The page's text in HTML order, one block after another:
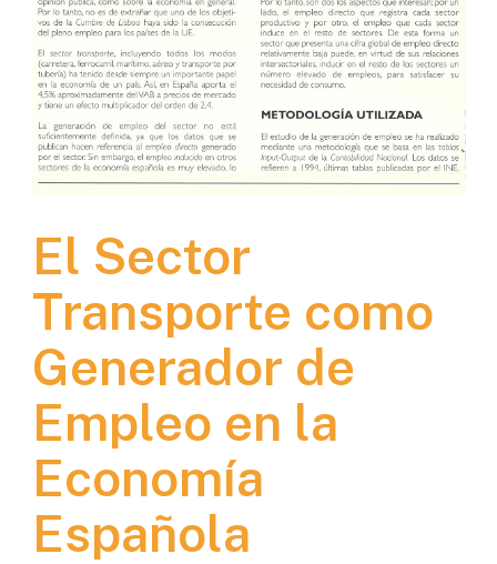
El Sector
Transporte como
Generador de
Empleo en la
Economía
Española